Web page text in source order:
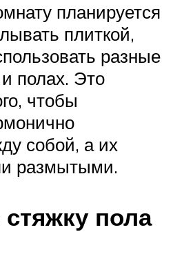
планируется
плиткой,
разные
полах. Это
чтобы
собой, а их
размытыми.
пола